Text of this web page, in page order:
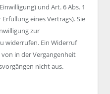
und Art. 6 Abs. 1
eines Vertrags). Sie
zur
widerrufen. Ein Widerruf
in der Vergangenheit
nicht aus.